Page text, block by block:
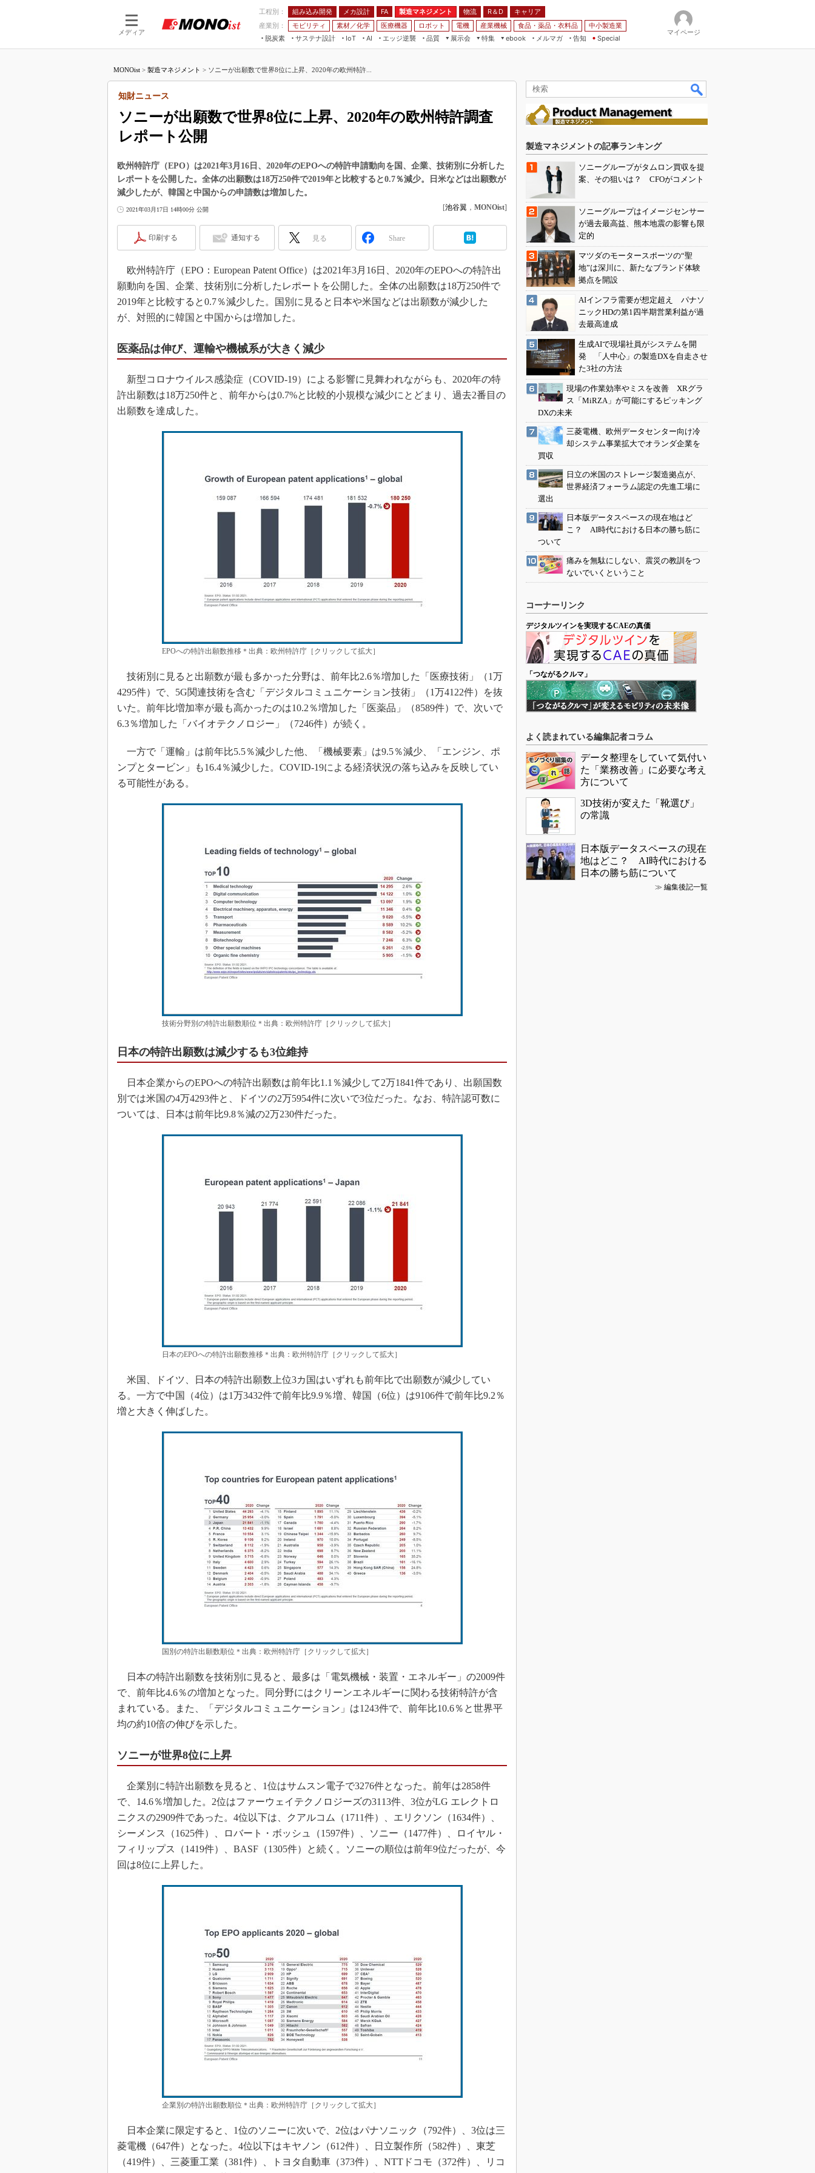
メディア
工程別： 組み込み開発 メカ設計 FA 製造マネジメント 物流 R＆D
キャリア
産業別：
モビリティ 素材／化学 医療機器 ロボット 電機 産業機械 食品・薬品・衣料品
中小製造業
脱炭素
サステナ設計
IoT
つながる工場
AI
AI×設備保全
エッジ逆襲 品質
展示会
JIMTOF
IIFES
TECHNO-FRONTIER
EdgeTech+
日本ものづくりワールド
AUTOMOTIVE WORLD
産業オープンネット展
特集
つながるクルマ
VR／AR
フィールドサービス
組み込み画像技術
組み込みモデリング
ISO26262
3Dプリンタ
メイドインジャパン
制御セキュリティ
新型コロナへの対応
ebook
モビリティ
メルマガ
告知 Special
マイページ
MONOist > 製造マネジメント > ソニーが出願数で世界8位に上昇、2020年の欧州特許...
ソニーが出願数で世界8位に上昇、2020年の欧州特許調査
レポート公開
知財ニュース
欧州特許庁（EPO）は2021年3月16日、2020年のEPOへの特許申請動向を国、企業、技術別に分析した
レポートを公開した。全体の出願数は18万250件で2019年と比較すると0.7％減少。日米などは出願数が
減少したが、韓国と中国からの申請数は増加した。
2021年03月17日 14時00分 公開 [池谷翼 ， MONOist]
印刷する 通知する 見る Share
欧州特許庁（EPO：European Patent Office）は2021年3月16日、2020年のEPOへの特許出
願動向を国、企業、技術別に分析したレポートを公開した。全体の出願数は18万250件で
2019年と比較すると0.7％減少した。国別に見ると日本や米国などは出願数が減少した
が、対照的に韓国と中国からは増加した。
医薬品は伸び、運輸や機械系が大きく減少
新型コロナウイルス感染症（COVID-19）による影響に見舞われながらも、2020年の特
許出願数は18万250件と、前年からは0.7%と比較的小規模な減少にとどまり、過去2番目の
出願数を達成した。
EPOへの特許出願数推移＊出典：欧州特許庁［クリックして拡大］
技術別に見ると出願数が最も多かった分野は、前年比2.6％増加した「医療技術」（1万
4295件）で、5G関連技術を含む「デジタルコミュニケーション技術」（1万4122件）を抜
いた。前年比増加率が最も高かったのは10.2％増加した「医薬品」（8589件）で、次いで
6.3％増加した「バイオテクノロジー」（7246件）が続く。
一方で「運輸」は前年比5.5％減少した他、「機械要素」は9.5％減少、「エンジン、ポ
ンプとタービン」も16.4％減少した。COVID-19による経済状況の落ち込みを反映してい
る可能性がある。
技術分野別の特許出願数順位＊出典：欧州特許庁［クリックして拡大］
日本の特許出願数は減少するも3位維持
日本企業からのEPOへの特許出願数は前年比1.1％減少して2万1841件であり、出願国数
別では米国の4万4293件と、ドイツの2万5954件に次いで3位だった。なお、特許認可数に
ついては、日本は前年比9.8％減の2万230件だった。
日本のEPOへの特許出願数推移＊出典：欧州特許庁［クリックして拡大］
米国、ドイツ、日本の特許出願数上位3カ国はいずれも前年比で出願数が減少してい
る。一方で中国（4位）は1万3432件で前年比9.9％増、韓国（6位）は9106件で前年比9.2％
増と大きく伸ばした。
国別の特許出願数順位＊出典：欧州特許庁［クリックして拡大］
日本の特許出願数を技術別に見ると、最多は「電気機械・装置・エネルギー」の2009件
で、前年比4.6％の増加となった。同分野にはクリーンエネルギーに関わる技術特許が含
まれている。また、「デジタルコミュニケーション」は1243件で、前年比10.6％と世界平
均の約10倍の伸びを示した。
ソニーが世界8位に上昇
企業別に特許出願数を見ると、1位はサムスン電子で3276件となった。前年は2858件
で、14.6％増加した。2位はファーウェイテクノロジーズの3113件、3位がLG エレクトロ
ニクスの2909件であった。4位以下は、クアルコム（1711件）、エリクソン（1634件）、
シーメンス（1625件）、ロバート・ボッシュ（1597件）、ソニー（1477件）、ロイヤル・
フィリップス（1419件）、BASF（1305件）と続く。ソニーの順位は前年9位だったが、今
回は8位に上昇した。
企業別の特許出願数順位＊出典：欧州特許庁［クリックして拡大］
日本企業に限定すると、1位のソニーに次いで、2位はパナソニック（792件）、3位は三
菱電機（647件）となった。4位以下はキヤノン（612件）、日立製作所（582件）、東芝
（419件）、三菱重工業（381件）、トヨタ自動車（373件）、NTTドコモ（372件）、リコ
製造マネジメントの記事ランキング
ソニーグループがタムロン買収を提
案、その狙いは？ CFOがコメント
ソニーグループはイメージセンサー
が過去最高益、熊本地震の影響も限
定的
マツダのモータースポーツの“聖
地”は深川に、新たなブランド体験
拠点を開設
AIインフラ需要が想定超え パナソ
ニックHDの第1四半期営業利益が過
去最高達成
生成AIで現場社員がシステムを開
発 「人中心」の製造DXを自走させ
た3社の方法
現場の作業効率やミスを改善 XRグラ
ス「MiRZA」が可能にするピッキング
DXの未来
三菱電機、欧州データセンター向け冷
却システム事業拡大でオランダ企業を
買収
日立の米国のストレージ製造拠点が、
世界経済フォーラム認定の先進工場に
選出
日本版データスペースの現在地はど
こ？ AI時代における日本の勝ち筋に
ついて
痛みを無駄にしない、震災の教訓をつ
ないでいくということ
コーナーリンク
デジタルツインを実現するCAEの真価
「つながるクルマ」
よく読まれている編集記者コラム
データ整理をしていて気付い
た「業務改善」に必要な考え
方について
3D技術が変えた「靴選び」
の常識
日本版データスペースの現在
地はどこ？ AI時代における
日本の勝ち筋について
≫ 編集後記一覧